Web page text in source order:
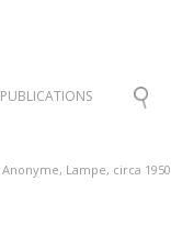
PUBLICATIONS
Anonyme, Lampe, circa 1950